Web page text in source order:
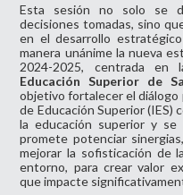
Esta sesión no solo se
decisiones tomadas, sino
en el desarrollo
manera unánime la nueva
2024-2025, centrada en
Educación Superior de
objetivo fortalecer el
de Educación Superior
la educación superior y
promete potenciar
mejorar la sofisticación de
entorno, para crear valor
que impacte